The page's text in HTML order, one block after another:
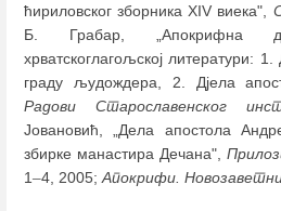
ћириловског зборника XIV виека",
Б. Грабар, „Апокрифна
хрватскоглагољској литератури:
граду људождера, 2. Дјела
Радови Старославенског
Јовановић, „Дела апостола
збирке манастира Дечана",
1–4, 2005; Апокрифи.